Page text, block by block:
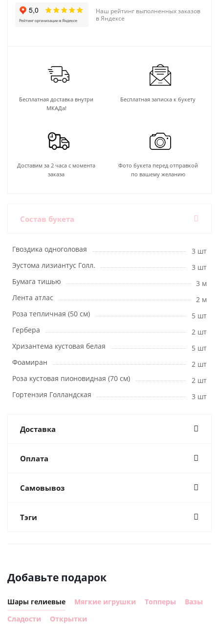
Наш рейтинг выполненных заказов
в Яндексе
Бесплатная доставка внутри
МКАДа!
Бесплатная записка к букету
Доставим за 2 часа с момента
заказа
Фото букета перед отправкой
по вашему желанию
Состав букета
Гвоздика одноголовая
3 шт
Эустома лизиантус Голл.
3 шт
Бумага тишью
3 м
Лента атлас
2 м
Роза тепличная (50 см)
5 шт
Гербера
2 шт
Хризантема кустовая белая
5 шт
Фоамиран
2 шт
Роза кустовая пионовидная (70 см)
2 шт
Гортензия Голландская
3 шт
Доставка
Оплата
Самовывоз
Тэги
Добавьте подарок
Шары гелиевые Мягкие игрушки Топперы
Вазы
Сладости
Открытки